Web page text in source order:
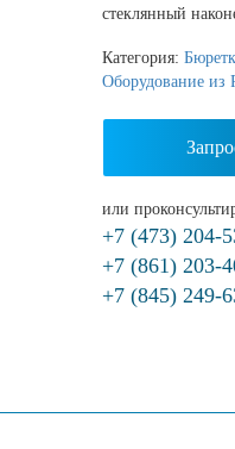
стеклянный
Категория:
Оборудование из
или
+7 (473) 204-
+7 (861) 203-
+7 (845) 249-